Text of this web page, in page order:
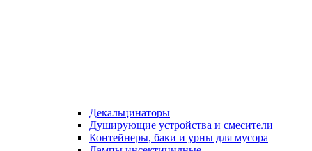
Декальцинаторы
Душирующие устройства и смесители
Контейнеры, баки и урны для мусора